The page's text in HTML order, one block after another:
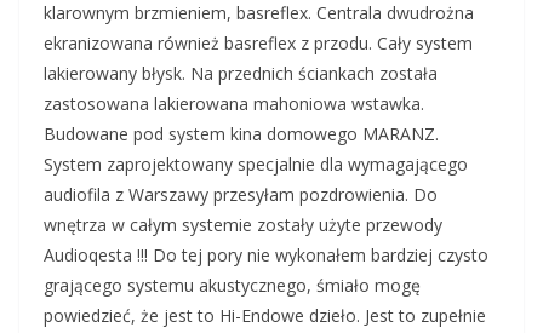
klarownym brzmieniem, basreflex. Centrala dwudrożna
ekranizowana również basreflex z przodu. Cały system
lakierowany błysk. Na przednich ściankach została
zastosowana lakierowana mahoniowa wstawka.
Budowane pod system kina domowego MARANZ.
System zaprojektowany specjalnie dla wymagającego
audiofila z Warszawy przesyłam pozdrowienia. Do
wnętrza w całym systemie zostały użyte przewody
Audioqesta !!! Do tej pory nie wykonałem bardziej czysto
grającego systemu akustycznego, śmiało mogę
powiedzieć, że jest to Hi-Endowe dzieło. Jest to zupełnie